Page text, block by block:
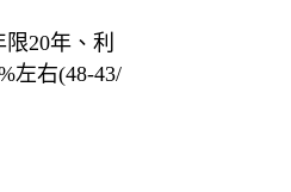
20年、利
左右(48-43/